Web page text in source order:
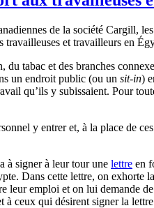
de la société Cargill,
travailleuses et travailleurs en
du tabac et des branches
un endroit public (ou un sit-in)
qu’ils y subissaient. Pour
y entrer et, à la place de
à signer à leur tour une lettre en
Dans cette lettre, on exhorte
emploi et on lui demande
ceux qui désirent signer la lettre